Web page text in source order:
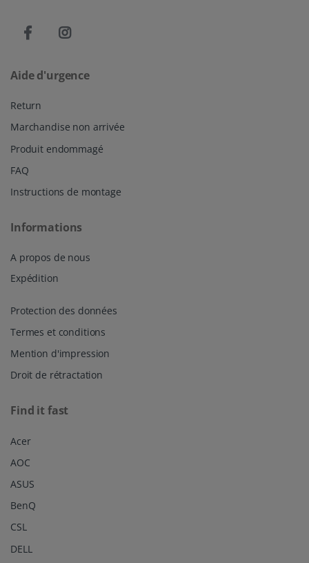
Aide d'urgence
Return
Marchandise non arrivée
Produit endommagé
FAQ
Instructions de montage
Informations
A propos de nous
Expédition
Protection des données
Termes et conditions
Mention d'impression
Droit de rétractation
Find it fast
Acer
AOC
ASUS
BenQ
CSL
DELL